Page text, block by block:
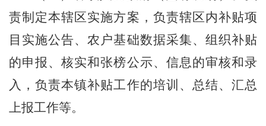
责制定本辖区实施方案，负责辖区内补贴项
目实施公告、农户基础数据采集、 组织补贴
的申报、核实和张榜公示、信息的审核和录
入，负责本镇补贴工作的培训、总结、汇总
上报工作等。